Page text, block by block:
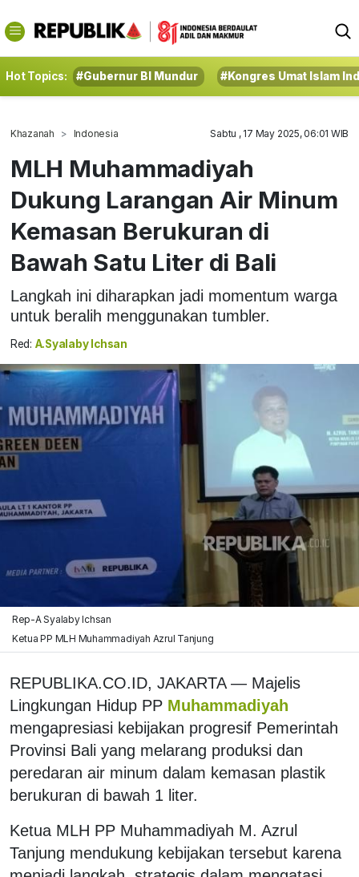
Hot Topics: #Gubernur BI Mundur #Kongres Umat Islam
Khazanah Indonesia Sabtu , 17 May 2025, 06:01 WIB
MLH Muhammadiyah
Dukung Larangan Air Minum
Kemasan Berukuran di
Bawah Satu Liter di Bali
Langkah ini diharapkan jadi momentum warga
untuk beralih menggunakan tumbler.
Red: A.Syalaby Ichsan
Rep-A Syalaby Ichsan
Ketua PP MLH Muhammadiyah Azrul Tanjung
REPUBLIKA.CO.ID, JAKARTA — Majelis
Lingkungan Hidup PP Muhammadiyah
mengapresiasi kebijakan progresif Pemerintah
Provinsi Bali yang melarang produksi dan
peredaran air minum dalam kemasan plastik
berukuran di bawah 1 liter.
Ketua MLH PP Muhammadiyah M. Azrul
Tanjung mendukung kebijakan tersebut karena